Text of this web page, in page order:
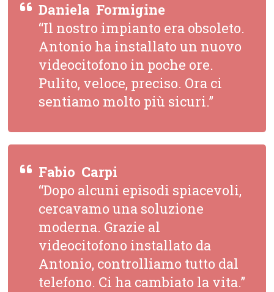
Daniela  Formigine
“Il nostro impianto era obsoleto.
Antonio ha installato un nuovo
videocitofono in poche ore.
Pulito, veloce, preciso. Ora ci
sentiamo molto più sicuri.”
Fabio  Carpi
“Dopo alcuni episodi spiacevoli,
cercavamo una soluzione
moderna. Grazie al
videocitofono installato da
Antonio, controlliamo tutto dal
telefono. Ci ha cambiato la vita.”